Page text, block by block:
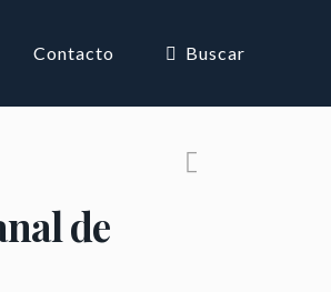
Contacto Buscar
de